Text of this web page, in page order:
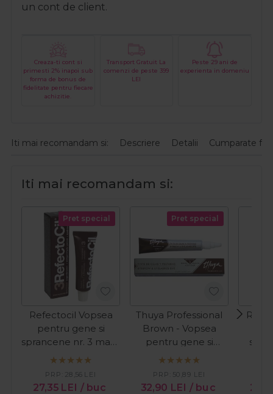
un cont de client.
Creaza-ti cont si
primesti 2% inapoi sub
forma de bonus de
fidelitate pentru fiecare
achizitie.
Transport Gratuit La
comenzi de peste 399
LEI
Peste 29 ani de
experienta in domeniu
Iti mai recomandam si: Descriere Detalii Cumparate
Iti mai recomandam si:
Pret special
Refectocil Vopsea
pentru gene si
sprancene nr. 3 maro
natural 15ml
27,35 LEI / buc
PRP: 28,56 LEI
Pret special
Thuya Professional
Brown - Vopsea
pentru gene si
sprancene maro
32,90 LEI / buc
PRP: 50,89 LEI